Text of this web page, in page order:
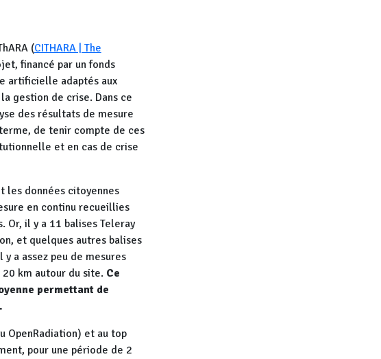
(CITHARA | The
financé par un fonds
artificielle adaptés aux
gestion de crise. Dans ce
des résultats de mesure
de tenir compte de ces
et en cas de crise
les données citoyennes
en continu recueillies
il y a 11 balises Teleray
et quelques autres balises
a assez peu de mesures
km autour du site. Ce
permettant de
OpenRadiation) et au top
pour une période de 2